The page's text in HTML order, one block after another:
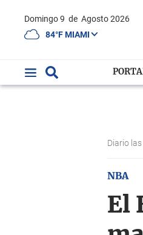
Domingo 9 de Agosto 2026
84°F MIAMI
Diario
NBA
El